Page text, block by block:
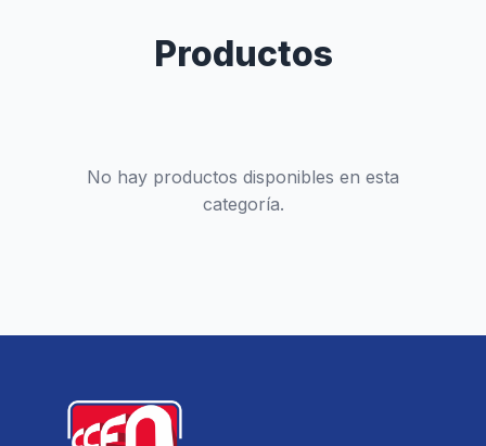
Productos
No hay productos disponibles en esta
categoría.